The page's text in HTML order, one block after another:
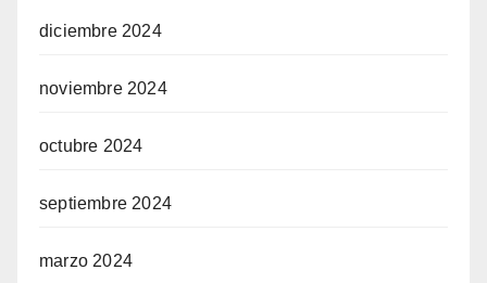
diciembre 2024
noviembre 2024
octubre 2024
septiembre 2024
marzo 2024